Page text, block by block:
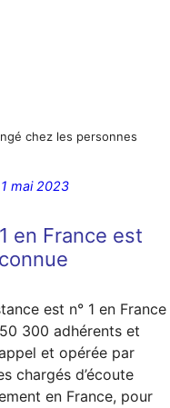
chez les personnes
1 mai 2023
en France est
est n° 1 en France
300 adhérents et
et opérée par
chargés d’écoute
en France, pour